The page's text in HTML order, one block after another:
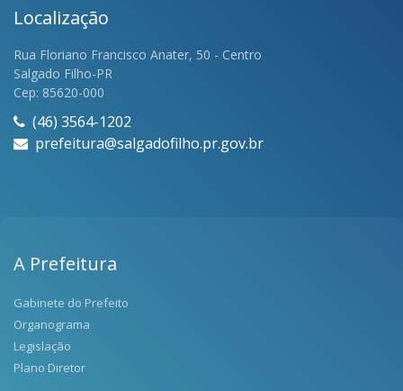
Localização
Rua Floriano Francisco Anater, 50 - Centro
Salgado Filho-PR
Cep: 85620-000
(46) 3564-1202
prefeitura@salgadofilho.pr.gov.br
A Prefeitura
Gabinete do Prefeito
Organograma
Legislação
Plano Diretor